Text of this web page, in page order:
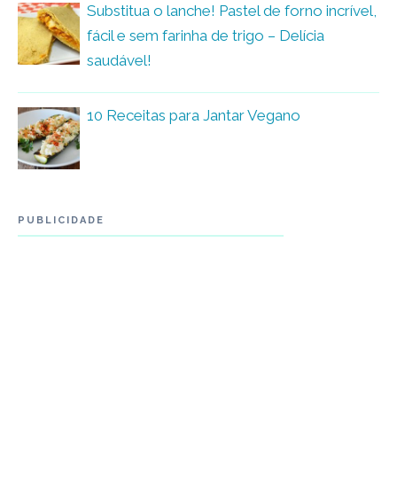
Substitua o lanche! Pastel de forno incrível,
fácil e sem farinha de trigo – Delícia
saudável!
10 Receitas para Jantar Vegano
PUBLICIDADE